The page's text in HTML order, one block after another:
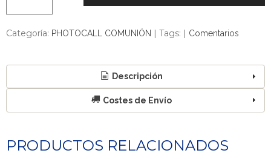
Categoría: PHOTOCALL COMUNIÓN | Tags: | Comentarios
Descripción
Costes de Envío
PRODUCTOS RELACIONADOS